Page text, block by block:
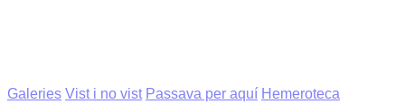
Galeries Vist i no vist Passava per aquí Hemeroteca